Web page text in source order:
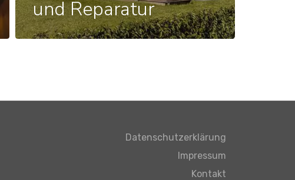
und Reparatur
Datenschutzerklärung
Impressum
Kontakt